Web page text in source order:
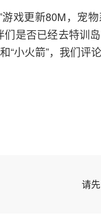
游戏更新80M，宠
们是否已经去特训
“小火箭”，我们
请先